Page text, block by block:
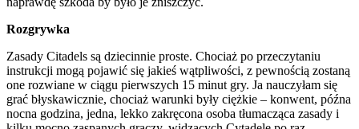
Rozgrywka
Zasady Citadels są dziecinnie proste. Chociaż po przeczytaniu
instrukcji mogą pojawić się jakieś wątpliwości, z pewnością zostaną
one rozwiane w ciągu pierwszych 15 minut gry. Ja nauczyłam się
grać błyskawicznie, chociaż warunki były ciężkie – konwent, późna
nocna godzina, jedna, lekko zakręcona osoba tłumacząca zasady i